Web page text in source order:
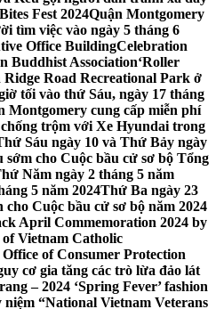
Fest 2024Quận Montgomery
tìm việc vào ngày 5 tháng 6
Office BuildingCelebration
Buddhist Association‘Roller
Ridge Road Recreational Park ở
tối vào thứ Sáu, ngày 17 tháng
Montgomery cung cấp miễn phí
trộm với Xe Hyundai trong
Sáu ngày 10 và Thứ Bảy ngày
sớm cho Cuộc bầu cử sơ bộ Tổng
Năm ngày 2 tháng 5 năm
5 năm 2024Thứ Ba ngày 23
Cuộc bầu cử sơ bộ năm 2024
April Commemoration 2024 by
Vietnam Catholic
of Consumer Protection
cơ gia tăng các trò lừa đảo lát
– 2024 ‘Spring Fever’ fashion
niệm “National Vietnam Veterans